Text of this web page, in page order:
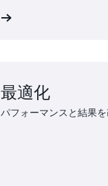
最適化
パフォーマンスと結果を